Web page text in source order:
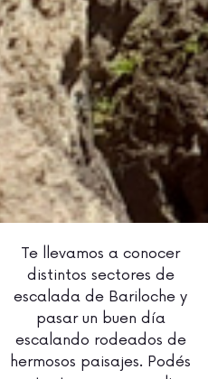
Te llevamos a conocer
distintos sectores de
escalada de Bariloche y
pasar un buen día
escalando rodeados de
hermosos paisajes. Podés